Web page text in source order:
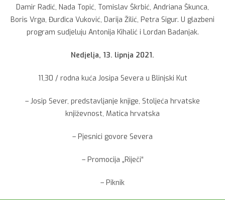
Damir Radić, Nada Topić, Tomislav Škrbić, Andriana Škunca,
Boris Vrga, Đurđica Vuković, Darija Žilić, Petra Sigur. U glazbeni
program sudjeluju Antonija Kihalić i Lordan Badanjak.
Nedjelja, 13. lipnja 2021.
11,30 / rodna kuća Josipa Severa u Blinjski Kut
– Josip Sever, predstavljanje knjige, Stoljeća hrvatske
književnost, Matica hrvatska
– Pjesnici govore Severa
– Promocija „Riječi“
– Piknik